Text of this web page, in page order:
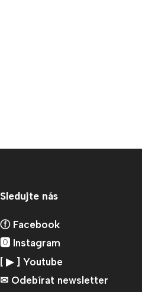
Sledujte nás
ⓕ Facebook
🅾 Instagram
[ ▶︎ ] Youtube
✉︎ Odebírat newsletter